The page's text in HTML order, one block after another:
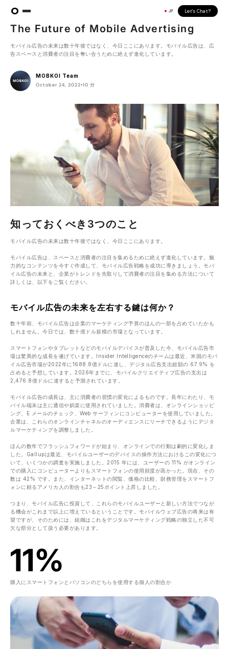
JP Let's Chat?
INSIGHT
The Future of Mobile Advertising
モバイル広告の未来は数十年後ではなく、今日ここにあります。モバイル広告は、広
告スペースと消費者の注目を奪い合うために絶えず進化しています。
MOBKOI Team
October 24, 2022•10 分
知っておくべき3つのこと
モバイル広告の未来は数十年後ではなく、今日ここにあります。
モバイル広告は、スペースと消費者の注目を集めるために絶えず進化しています。魅
力的なコンテンツを今すぐ作成して、モバイル広告戦略を成功に導きましょう。モバ
イル広告の未来と、企業がトレンドを先取りして消費者の注目を集める方法について
詳しくは、以下をご覧ください。
モバイル広告の未来を左右する鍵は何か？
数十年前、モバイル広告は企業のマーケティング予算のほんの一部を占めていたかも
しれません。今日では、数十億ドル規模の市場となっています。
スマートフォンやタブレットなどのモバイルデバイスが普及した今、モバイル広告市
場は驚異的な成長を遂げています。Insider Intelligenceのチームは最近、米国のモバ
イル広告市場が2022年に1688.8億ドルに達し、デジタル広告支出総額の 67.9% を
占めると予想しています。2026年までに、モバイルクリエイティブ広告の支出は
2,476.8億ドルに達すると予測されています。
モバイル広告の成長は、主に消費者の習慣の変化によるものです。長年にわたり、モ
バイル端末は主に通信や娯楽に使用されていました。消費者は、オンラインショッピ
ング、E メールのチェック、Web サーフィンにコンピューターを使用していました。
企業は、これらのオンラインチャネルのオーディエンスにリーチできるようにデジタ
ルマーケティングを調整しました。
ほんの数年でフラッシュフォワードが始まり、オンラインでの行動は劇的に変化しま
した。Gallupは最近、モバイルユーザーのデバイスの操作方法におけるこの変化につ
いて、いくつかの調査を実施しました。2015 年には、ユーザーの 11% がオンライン
での購入にコンピューターよりもスマートフォンの使用頻度が高かった。現在、その
数は 42% です。また、インターネットの閲覧、価格の比較、財務管理をスマートフ
ォンに頼るアメリカ人の割合も23～25ポイント上昇しました。
つまり、モバイル広告に投資して、これらのモバイルユーザーと新しい方法でつなが
る機会がこれまで以上に増えているということです。モバイルウェブ広告の将来は有
望ですが、そのためには、組織はこれをデジタルマーケティング戦略の独立した不可
欠な部分として扱う必要があります。
11%
購入にスマートフォンとパソコンのどちらを使用する個人の割合か